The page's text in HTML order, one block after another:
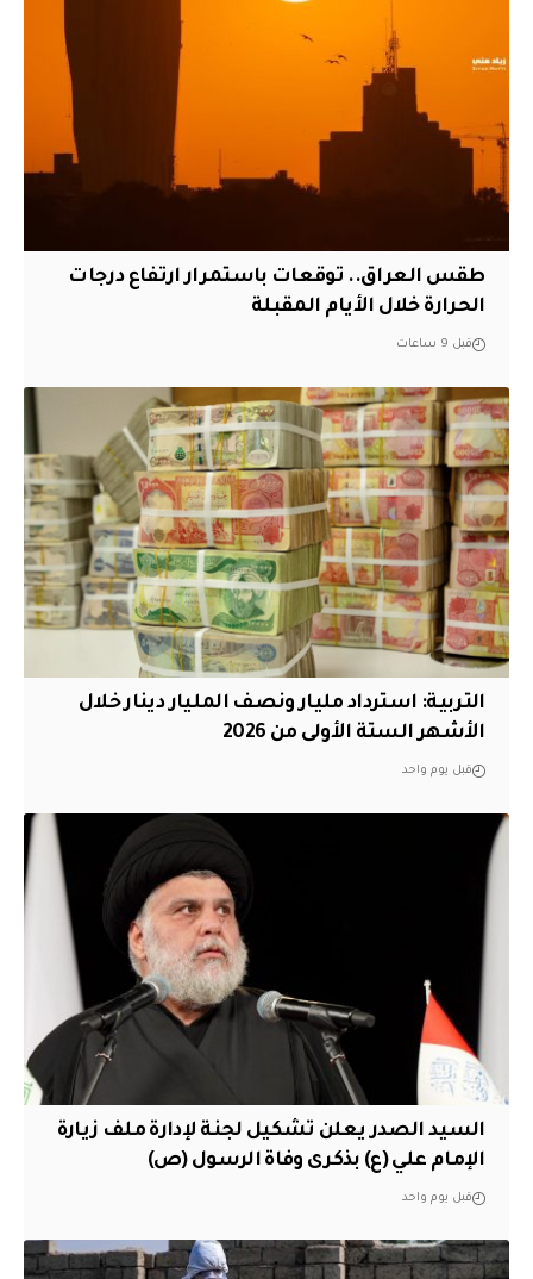
طقس العراق.. توقعات باستمرار ارتفاع درجات
الحرارة خلال الأيام المقبلة
قبل 9 ساعات
التربية: استرداد مليار ونصف المليار دينار خلال
الأشهر الستة الأولى من 2026
قبل يوم واحد
السيد الصدر يعلن تشكيل لجنة لإدارة ملف زيارة
الإمام علي (ع) بذكرى وفاة الرسول (ص)
قبل يوم واحد